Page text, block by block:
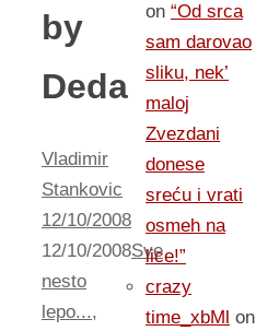
by
Deda
Vladimir
Stankovic
12/10/2008
12/10/2008Sve
nesto
lepo...,
on “Od srca
sam darovao
sliku, nek’
maloj
Zvezdani
donese
sreću i vrati
osmeh na
lice!”
crazy
time_xbMl on